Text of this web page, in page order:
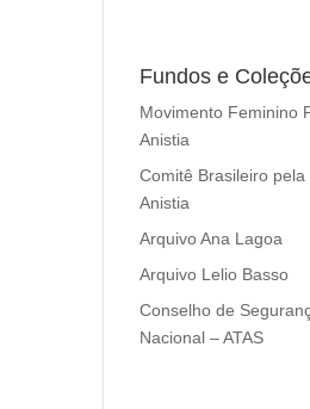
Fundos e
Movimento Feminino
Anistia
Comitê Brasileiro pela
Anistia
Arquivo Ana Lagoa
Arquivo Lelio Basso
Conselho de
Nacional – ATAS